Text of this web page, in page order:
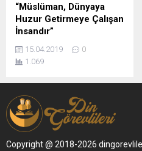
“Müslüman, Dünyaya
Huzur Getirmeye Çalışan
İnsandır”
15.04.2019
0
1.069
Copyright @ 2018-2026